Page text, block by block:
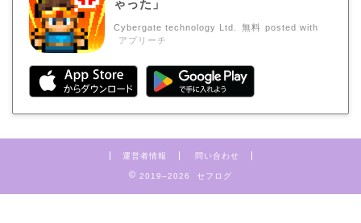
ゃった」
Cybergate technology Ltd. 無料 posted with
アプリーチ
運営者情報 問い合わせ
2019–2026 セフログ